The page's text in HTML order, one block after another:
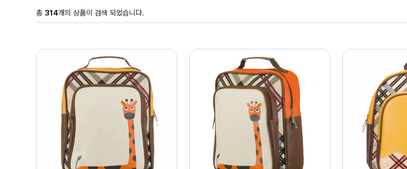
총 314개의 상품이 검색 되었습니다.